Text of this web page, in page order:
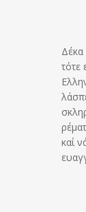
Δέκα
τότε
καί